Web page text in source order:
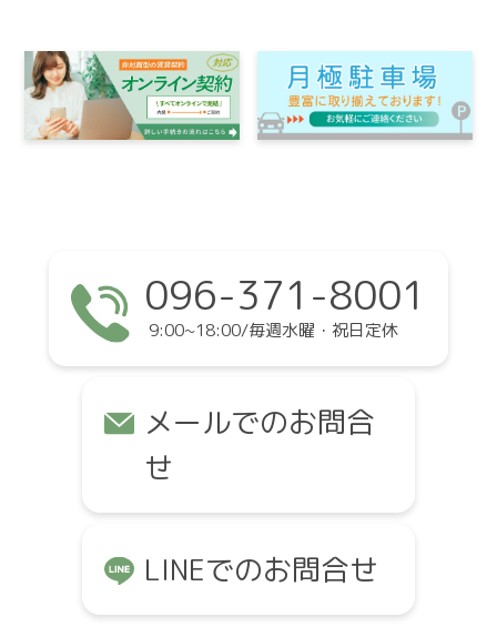
096-371-8001
9:00~18:00/毎週水曜・祝日定休
メールでのお問合
せ
LINEでのお問合せ